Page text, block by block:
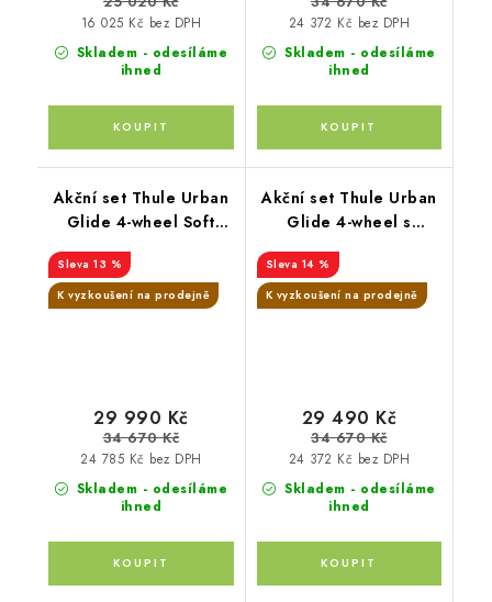
Skladem - odesíláme
ihned
16 025 Kč bez DPH
Skladem - odesíláme
ihned
24 372 Kč bez DPH
Akční set Thule Urban
Glide 4-wheel Soft
Beige + korba +
pláštěnka + moskytiéra
+ madlo + pláštěnka na
13 %
K vyzkoušení na prodejně
Skladem - odesíláme
ihned
24 785 Kč bez DPH
29 990 Kč
34 670 Kč
Akční set Thule Urban
Glide 4-wheel s
magnetickou přezkou
Mid blue + korba +
pláštěnka + moskytiéra
14 %
K vyzkoušení na prodejně
Skladem - odesíláme
ihned
24 372 Kč bez DPH
29 490 Kč
34 670 Kč